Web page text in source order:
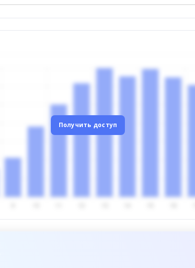
Получить доступ